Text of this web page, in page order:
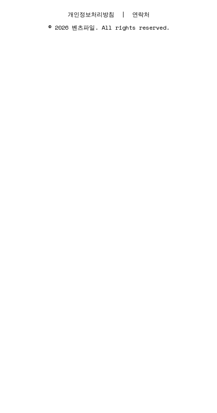
개인정보처리방침 |
연락처
© 2026 벤츠파일. All rights reserved.